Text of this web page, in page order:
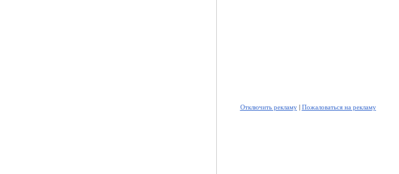
Отключить рекламу| Пожаловаться на рекламу